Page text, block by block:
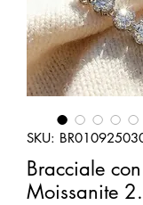
SKU:
Bracciale
Moissanite